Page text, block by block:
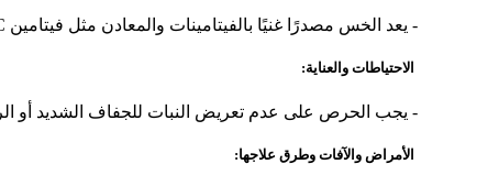
- يعد الخس مصدرًا غنيًا بالفيتامينات والمعادن مثل فيتامين C والبوتاسيوم، ويُعزز صحة الجهاز الهضمي ويساهم في خفض ضغط الدم.
الاحتياطات والعناية:
- يجب الحرص على عدم تعريض النبات للجفاف الشديد أو
الأمراض والآفات وطرق علاجها: